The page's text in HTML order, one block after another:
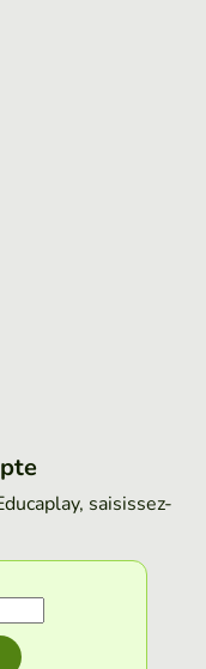
saisissez-